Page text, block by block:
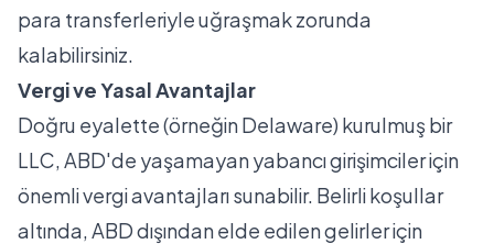
para transferleriyle uğraşmak zorunda
kalabilirsiniz.
Vergi ve Yasal Avantajlar
Doğru eyalette (örneğin Delaware) kurulmuş bir
LLC, ABD'de yaşamayan yabancı girişimciler için
önemlivergi avantajlarısunabilir. Belirli koşullar
altında, ABD dışından elde edilen gelirler için